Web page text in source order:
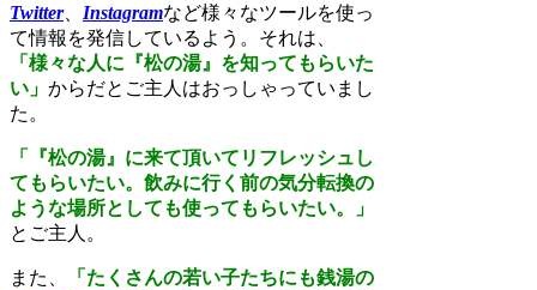
Twitter、 Instagramなど様々なツールを使っ
て情報を発信しているよう。それは、
「様々な人に『松の湯』を知ってもらいた
い」 からだとご主人はおっしゃっていまし
た。
「『松の湯』に来て頂いてリフレッシュし
てもらいたい。飲みに行く前の気分転換の
ような場所としても使ってもらいたい。」
とご主人。
また、
「たくさんの若い子たちにも銭湯の